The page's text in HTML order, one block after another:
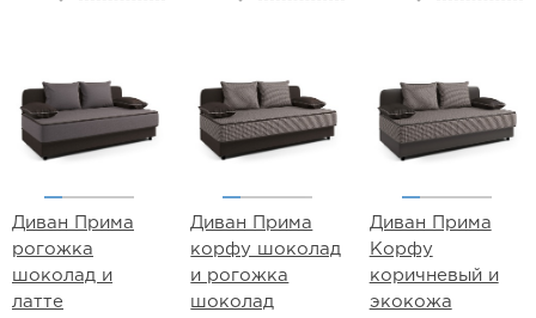
Диван Прима
рогожка
шоколад и
латте
Диван Прима
корфу шоколад
и рогожка
шоколад
Диван Прима
Корфу
коричневый и
экокожа